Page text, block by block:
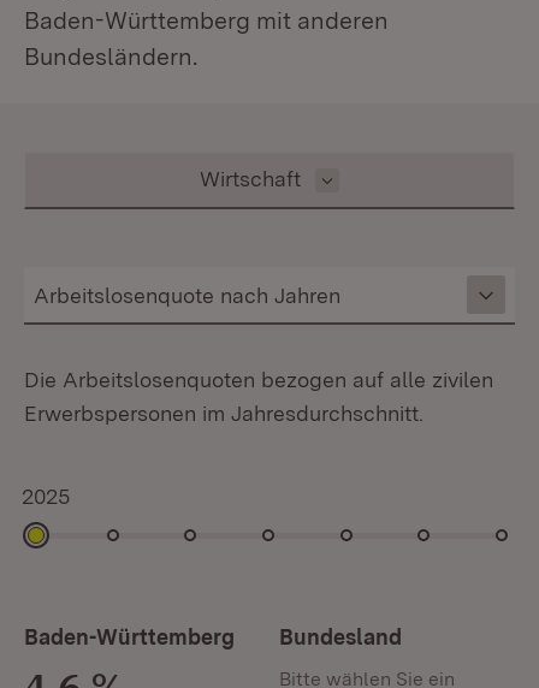
Baden-Württemberg mit anderen
Bundesländern.
Inhalt auswählen
Wirtschaft
Die Arbeitslosenquoten bezogen auf alle zivilen
Erwerbspersonen im Jahresdurchschnitt.
Baden-Württemberg Bundesland
Bitte wählen Sie ein
2025